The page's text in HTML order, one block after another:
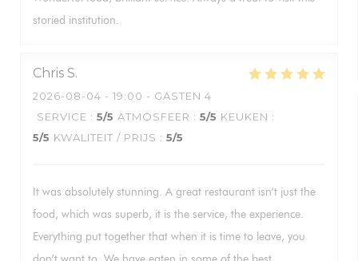
storied institution.
Chris S
2026-08-04 - 19:00 - GASTEN 4
SERVICE : 5/5 ATMOSFEER : 5/5 KEUKEN :
5/5 KWALITEIT / PRIJS : 5/5
It was absolutely stunning. A great restaurant isn’t just the
food, which was superb, it is the service, the experience.
Everything put together that when it is time to leave, you